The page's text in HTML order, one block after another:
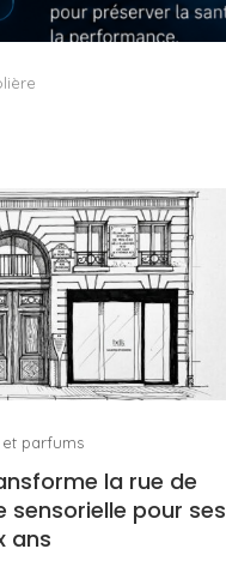
Iakovou
parfums
la rue de
sensorielle pour ses
ans